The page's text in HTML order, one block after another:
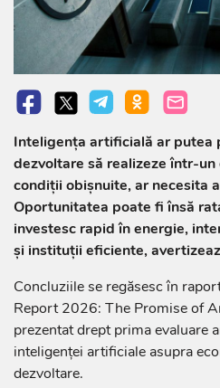
Inteligența artificială ar putea
dezvoltare să realizeze într-
condiții obișnuite, ar necesita
Oportunitatea poate fi însă
investesc rapid în energie,
și instituții eficiente,
Concluziile se regăsesc în
Report 2026: The Promise of
prezentat drept prima evaluare
inteligenței artificiale asupra
dezvoltare.